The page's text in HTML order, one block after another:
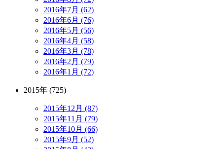
2016年7月 (62)
2016年6月 (76)
2016年5月 (56)
2016年4月 (58)
2016年3月 (78)
2016年2月 (79)
2016年1月 (72)
2015年 (725)
2015年12月 (87)
2015年11月 (79)
2015年10月 (66)
2015年9月 (52)